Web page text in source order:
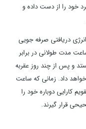
خود را از دست داده و
دریافتی صرفه جویی
مدت طولانی در برابر
و پس از چند روز عقربه
داد. زمانی که ساعت
کارایی دوباره خود را
قرار گیرند.